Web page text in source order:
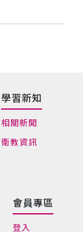
學習新知
相關新聞
衛教資訊
會員專區
登入